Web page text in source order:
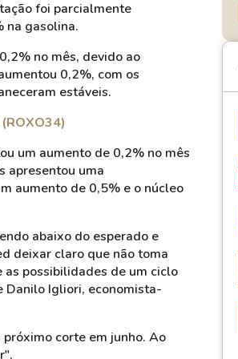
foi parcialmente
na gasolina.
no mês, devido ao
0,2%, com os
estáveis.
um aumento de 0,2% no mês
apresentou uma
aumento de 0,5% e o núcleo
abaixo do esperado e
deixar claro que não toma
possibilidades de um ciclo
Danilo Igliori, economista-
corte em junho. Ao